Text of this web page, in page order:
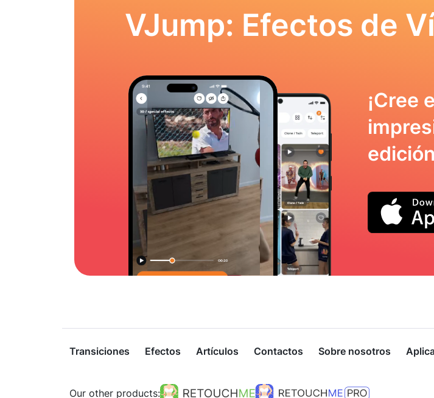
VJump: Efectos de
¡Cree
Transiciones Efectos Artículos Contactos Sobre nosotros
Our other products: